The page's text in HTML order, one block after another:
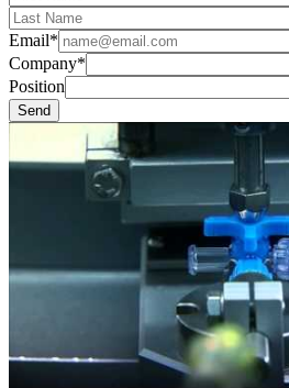
Email*
Company*
Position